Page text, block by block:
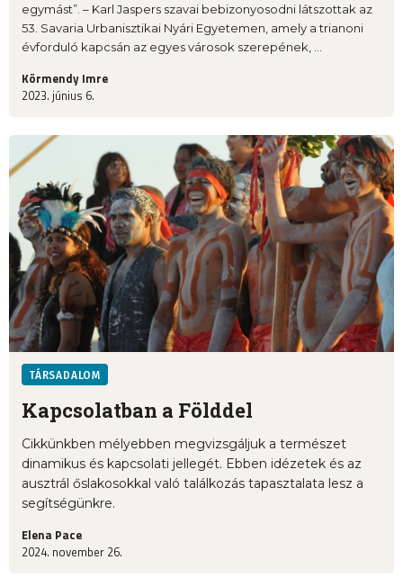
egymást”. – Karl Jaspers szavai bebizonyosodni látszottak az
53. Savaria Urbanisztikai Nyári Egyetemen, amely a trianoni
évforduló kapcsán az egyes városok szerepének, ...
Körmendy Imre
2023. június 6.
TÁRSADALOM
Kapcsolatban a Földdel
Cikkünkben mélyebben megvizsgáljuk a természet
dinamikus és kapcsolati jellegét. Ebben idézetek és az
ausztrál őslakosokkal való találkozás tapasztalata lesz a
segítségünkre.
Elena Pace
2024. november 26.